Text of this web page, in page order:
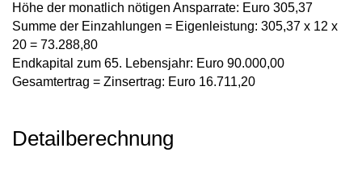
Höhe der monatlich nötigen Ansparrate: Euro 305,37
Summe der Einzahlungen = Eigenleistung: 305,37 x 12 x
20 = 73.288,80
Endkapital zum 65. Lebensjahr: Euro 90.000,00
Gesamtertrag = Zinsertrag: Euro 16.711,20
Detailberechnung